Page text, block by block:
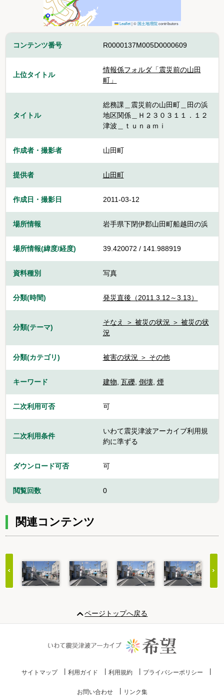
Leaflet |©国土地理院contributors
コンテンツ番号 R0000137M005D0000609
上位タイトル
情報係フォルダ「震災前の山田
町」
タイトル
総務課＿震災前の山田町＿田の浜
地区関係＿Ｈ２３０３１１．１２
津波＿ｔｕｎａｍｉ
作成者・撮影者 山田町
提供者 山田町
作成日・撮影日 2011-03-12
場所情報 岩手県下閉伊郡山田町船越田の浜
場所情報(緯度/経度) 39.420072 / 141.988919
資料種別 写真
分類(時間) 発災直後（2011.3.12～3.13）
分類(テーマ)
そなえ ＞ 被災の状況 ＞ 被災の状
況
分類(カテゴリ) 被害の状況 ＞ その他
キーワード 建物, 瓦礫, 倒壊, 煙
二次利用可否 可
二次利用条件
いわて震災津波アーカイブ利用規
約に準ずる
ダウンロード可否 可
閲覧回数 0
関連コンテンツ
20
ページトップへ戻る
サイトマップ 利用ガイド 利用規約 プライバシーポリシー
お問い合わせ リンク集